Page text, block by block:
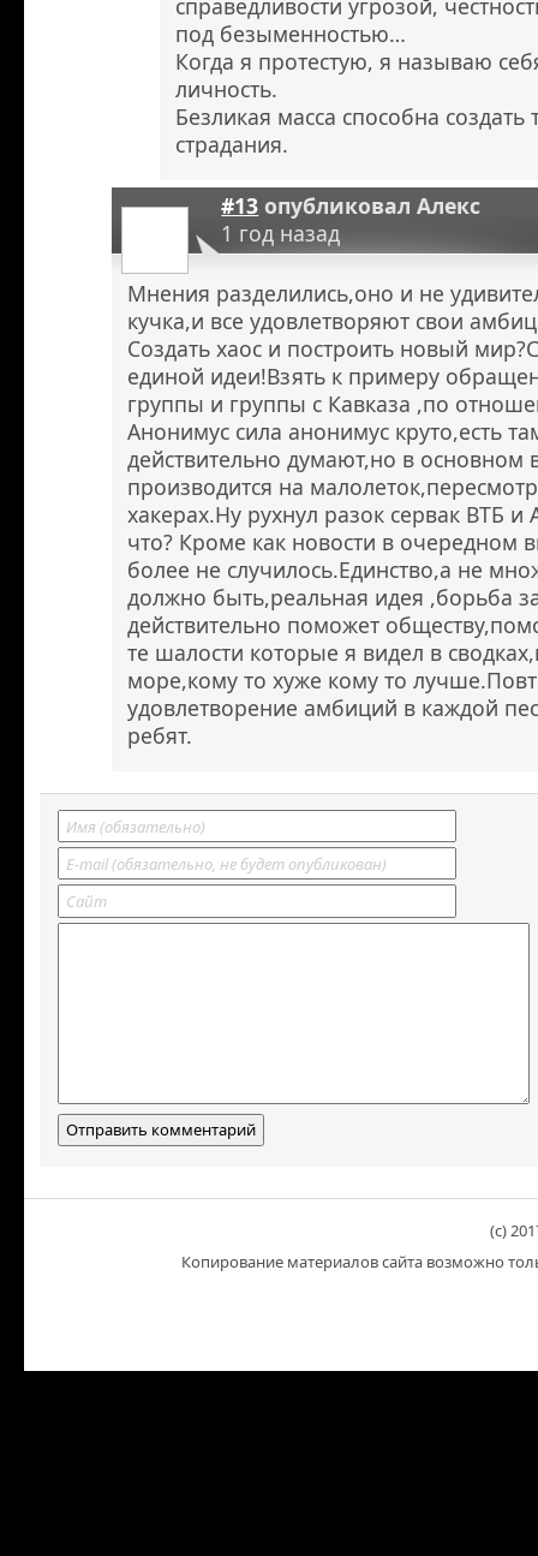
справедливости угрозой,
под безыменностью…
Когда я протестую, я называю
личность.
Безликая масса способна создать
страдания.
#13 опубликовалАлекс
1 год назад
Мнения разделились,оно и не
кучка,и все удовлетворяют свои
Создать хаос и построить новый
единой идеи!Взять к примеру
группы и группы с Кавказа ,по
Анонимус сила анонимус круто,есть
действительно думают,но в основном
производится на
хакерах.Ну рухнул разок сервак ВТБ
что? Кроме как новости в очередном
более не случилось.Единство,а не
должно быть,реальная идея ,борьба
действительно поможет
те шалости которые я видел в
море,кому то хуже кому то
удовлетворение амбиций в каждой
ребят.
(c)
Копирование материалов сайта возможно